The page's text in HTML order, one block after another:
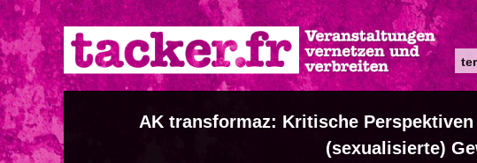
Direkt
zum
Inhalt
AK transformaz: Kritische
(sexualisierte)